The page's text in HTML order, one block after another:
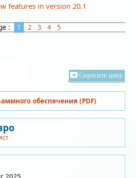
features in version 20.1
: 1 2 3 4 5
Спросите цену
обеспечения (PDF)